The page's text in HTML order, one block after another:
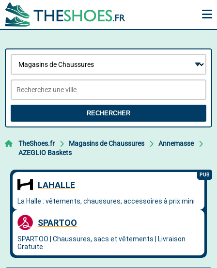
RECHERCHER
TheShoes.fr Magasins de Chaussures
Annemasse
AZEGLIO Baskets